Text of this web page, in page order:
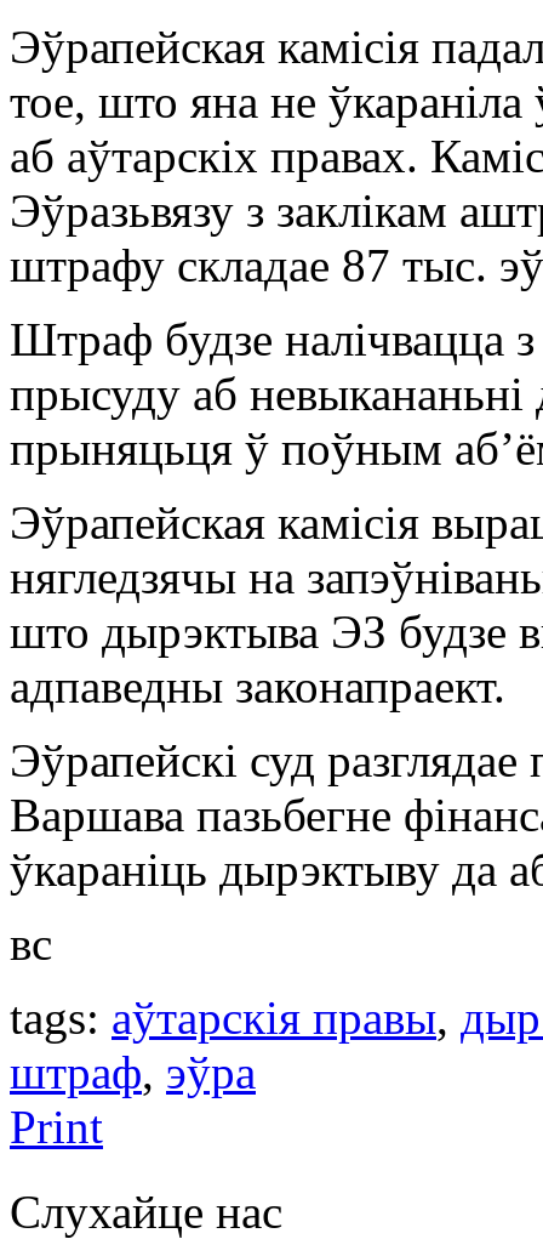
Эўрапейская камісія
тое, што яна не
аб аўтарскіх правах.
Эўразьвязу з заклікам
штрафу складае 87 тыс.
Штраф будзе налічвацца
прысуду аб
прыняцьця ў поўным
Эўрапейская камісія
нягледзячы на
што дырэктыва ЭЗ будзе
адпаведны законапраект.
Эўрапейскі суд
Варшава пазьбегне
ўкараніць дырэктыву да
вс
tags: аўтарскія правы,
штраф, эўра
Print
Слухайце нас